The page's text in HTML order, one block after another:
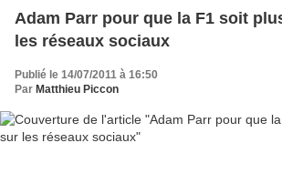
Adam Parr pour que la F1 soit
les réseaux sociaux
Publié le 14/07/2011 à 16:50
Par Matthieu Piccon